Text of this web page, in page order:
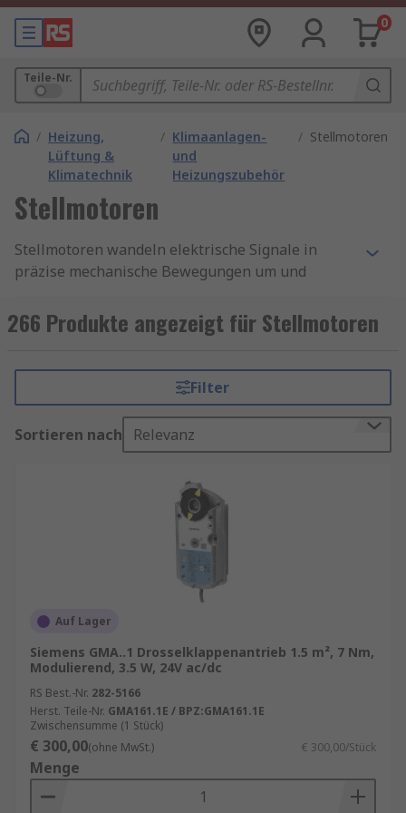
0
Teile-Nr.
/ Heizung,
Lüftung &
Klimatechnik
/ Klimaanlagen-
und
Heizungszubehör
/ Stellmotoren
Stellmotoren
Stellmotoren wandeln elektrische Signale in
präzise mechanische Bewegungen um und
Industrie, Gebäudetechnik und HLK-Systemen.
Sie ermöglichen eine energieeffiziente und
oder Maschinenachsen. Beim Kauf von
Stellmotoren, Stellmotorheizungen oder
Stellmotoren für Lüftungssysteme sollte auf
Kriterien wie Stellkraft, Ansteuerung,
geachtet werden – für eine optimale und
langlebige Integration in bestehende
Finden Sie weitere verwandte Produkte wie
Silikagel und Trockenmittel
generell Klimaanlagen und Heizungszubehör
Stellmotorheizung kaufen
Unser Sortiment enthält Qualitätsprodukte von
Marken wie z. B. Belimo
Stellmotoren mitintegriertem Hilfsschalter. Wir
führen solche mit einem Motormoment von
266 Produkte angezeigt für Stellmotoren
Filter
Sortieren nach Relevanz
Auf Lager
Siemens GMA..1 Drosselklappenantrieb 1.5 m², 7 Nm,
Modulierend, 3.5 W, 24V ac/dc
RS Best.-Nr. 282-5166
Herst. Teile-Nr. GMA161.1E / BPZ:GMA161.1E
Zwischensumme (1 Stück)
€ 300,00(ohne MwSt.) € 300,00/Stück
Menge